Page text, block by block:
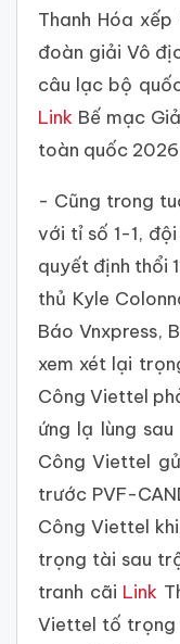
Thanh Hóa
đoàn giải Vô
câu lạc bộ
Link Bế mạc
toàn quốc 2026
- Cũng trong
với tỉ số 1-1,
quyết định thổi
thủ Kyle
Báo Vnxpress,
xem xét lại
Công Viettel
ứng lạ lùng
Công Viettel
trước PVF-
Công Viettel
trọng tài sau
tranh cãi Link
Viettel tố trọng